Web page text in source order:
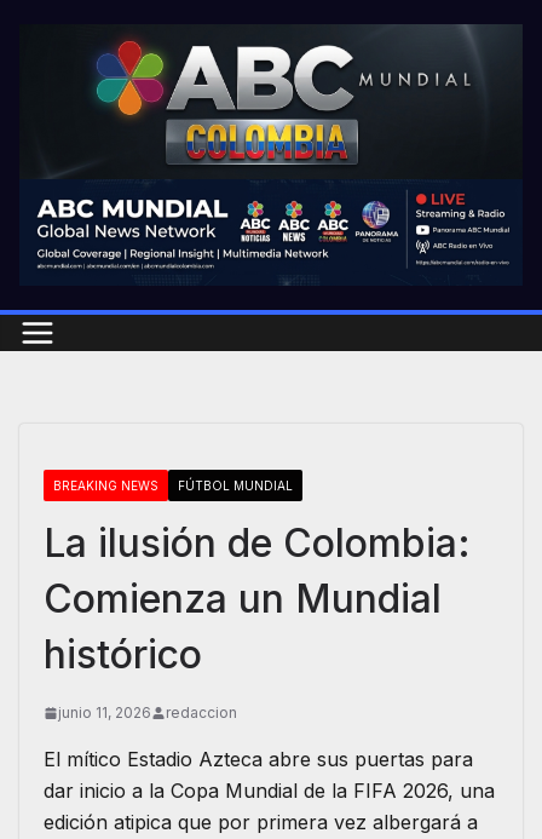
BREAKING NEWS FÚTBOL MUNDIAL
La ilusión de Colombia:
Comienza un Mundial
histórico
junio 11, 2026 redaccion
El mítico Estadio Azteca abre sus puertas para
dar inicio a la Copa Mundial de la FIFA 2026, una
edición atipica que por primera vez albergará a